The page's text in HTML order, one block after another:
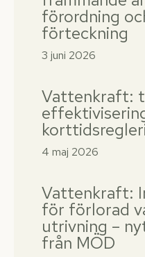
förordning
förteckning
3 juni 2026
Vattenkraft:
4 maj 2026
Vattenkraft:
för förlorad
utrivning –
från MÖD